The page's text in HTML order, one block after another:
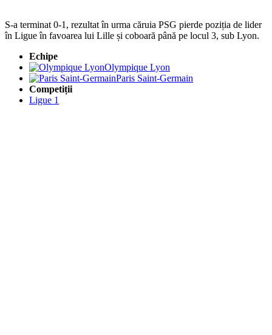
S-a terminat 0-1, rezultat în urma căruia PSG pierde poziția de lider
în Ligue în favoarea lui Lille și coboară până pe locul 3, sub Lyon.
Echipe
Olympique Lyon
Paris Saint-Germain
Competiții
Ligue 1